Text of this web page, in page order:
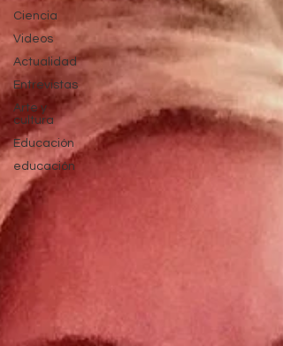
Ciencia
Videos
Actualidad
Entrevistas
Arte y
cultura
Educación
educación